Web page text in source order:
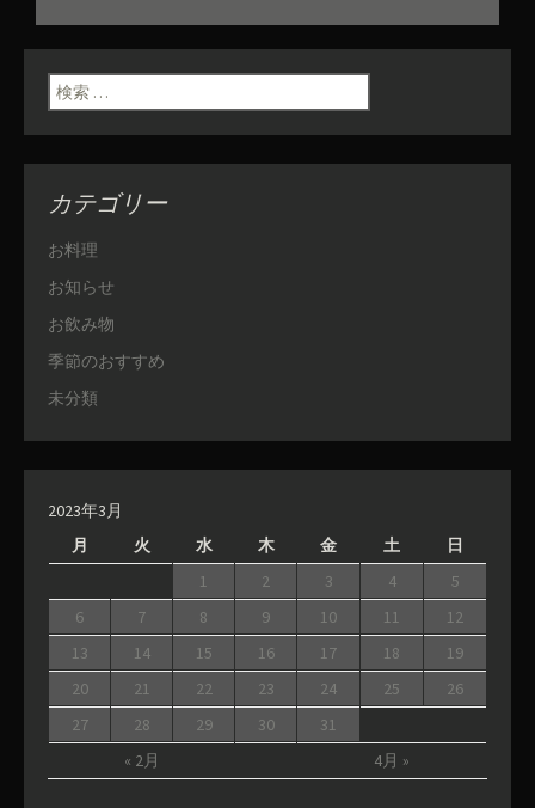
ン
検索:
カテゴリー
お料理
お知らせ
お飲み物
季節のおすすめ
未分類
2023年3月
月
火 水 木 金 土 日
« 2月 4月 »
1 2 3 4
5
6
7 8 9 10 11
12
13
14 15 16 17 18
19
20
21 22 23 24 25
26
27
28 29 30 31